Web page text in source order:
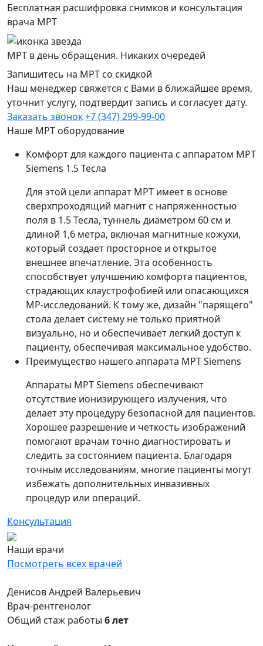
Бесплатная расшифровка снимков и консультация
врача МРТ
МРТ в день обращения. Никаких очередей
Запишитесь на МРТ со скидкой
Наш менеджер свяжется с Вами в ближайшее время,
уточнит услугу, подтвердит запись и согласует дату.
Заказать звонок+7 (347) 299-99-00
Наше МРТ оборудование
Комфорт для каждого пациента с аппаратом МРТ
Siemens 1.5 Тесла
Для этой цели аппарат МРТ имеет в основе
сверхпроходящий магнит с напряженностью
поля в 1.5 Тесла, туннель диаметром 60 см и
длиной 1,6 метра, включая магнитные кожухи,
который создает просторное и открытое
внешнее впечатление. Эта особенность
способствует улучшению комфорта пациентов,
страдающих клаустрофобией или опасающихся
МР-исследований. К тому же, дизайн "парящего"
стола делает систему не только приятной
визуально, но и обеспечивает легкий доступ к
пациенту, обеспечивая максимальное удобство.
Преимущество нашего аппарата МРТ Siemens
Аппараты МРТ Siemens обеспечивают
отсутствие ионизирующего излучения, что
делает эту процедуру безопасной для пациентов.
Хорошее разрешение и четкость изображений
помогают врачам точно диагностировать и
следить за состоянием пациента. Благодаря
точным исследованиям, многие пациенты могут
избежать дополнительных инвазивных
процедур или операций.
Консультация
Наши врачи
Посмотреть всех врачей
Денисов Андрей Валерьевич
Врач-рентгенолог
Общий стаж работы 6 лет